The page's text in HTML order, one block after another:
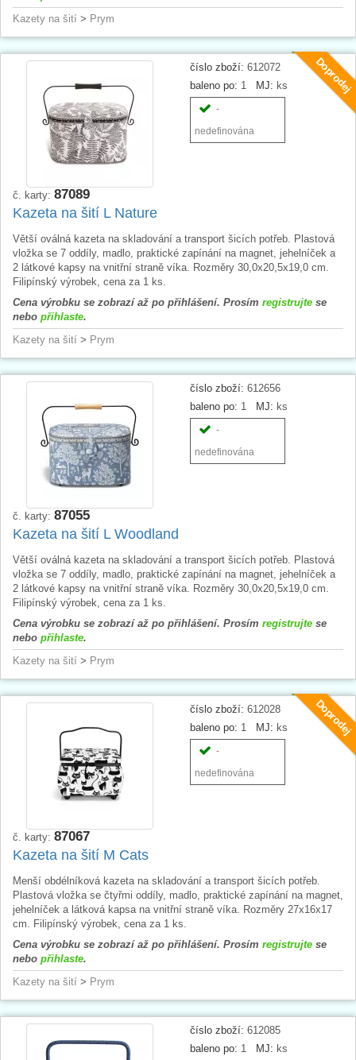
Kazety na šití > Prym
Doprodej
číslo zboží: 612072
baleno po: 1 MJ: ks
-
nedefinována
č. karty: 87089
Kazeta na šití L Nature
Větší oválná kazeta na skladování a transport šicích potřeb. Plastová
vložka se 7 oddíly, madlo, praktické zapínání na magnet, jehelníček a
2 látkové kapsy na vnitřní straně víka. Rozměry 30,0x20,5x19,0 cm.
Filipínský výrobek, cena za 1 ks.
Cena výrobku se zobrazí až po přihlášení. Prosím registrujte se
nebo přihlaste.
Kazety na šití > Prym
číslo zboží: 612656
baleno po: 1 MJ: ks
-
nedefinována
č. karty: 87055
Kazeta na šití L Woodland
Větší oválná kazeta na skladování a transport šicích potřeb. Plastová
vložka se 7 oddíly, madlo, praktické zapínání na magnet, jehelníček a
2 látkové kapsy na vnitřní straně víka. Rozměry 30,0x20,5x19,0 cm.
Filipínský výrobek, cena za 1 ks.
Cena výrobku se zobrazí až po přihlášení. Prosím registrujte se
nebo přihlaste.
Kazety na šití > Prym
Doprodej
číslo zboží: 612028
baleno po: 1 MJ: ks
-
nedefinována
č. karty: 87067
Kazeta na šití M Cats
Menší obdélníková kazeta na skladování a transport šicích potřeb.
Plastová vložka se čtyřmi oddíly, madlo, praktické zapínání na magnet,
jehelníček a látková kapsa na vnitřní straně víka. Rozměry 27x16x17
cm. Filipínský výrobek, cena za 1 ks.
Cena výrobku se zobrazí až po přihlášení. Prosím registrujte se
nebo přihlaste.
Kazety na šití > Prym
číslo zboží: 612085
baleno po: 1 MJ: ks